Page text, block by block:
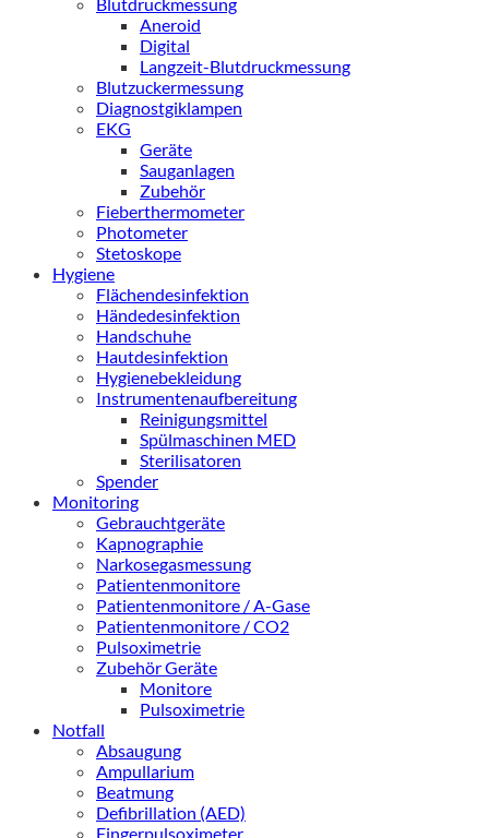
Aneroid
Digital
Langzeit-Blutdruckmessung
Blutzuckermessung
Diagnostgiklampen
EKG
Geräte
Sauganlagen
Zubehör
Fieberthermometer
Photometer
Stetoskope
Hygiene
Flächendesinfektion
Händedesinfektion
Handschuhe
Hautdesinfektion
Hygienebekleidung
Instrumentenaufbereitung
Reinigungsmittel
Spülmaschinen MED
Sterilisatoren
Spender
Monitoring
Gebrauchtgeräte
Kapnographie
Narkosegasmessung
Patientenmonitore
Patientenmonitore / A-Gase
Patientenmonitore / CO2
Pulsoximetrie
Zubehör Geräte
Monitore
Pulsoximetrie
Notfall
Absaugung
Ampullarium
Beatmung
Defibrillation (AED)
Fingerpulsoximeter